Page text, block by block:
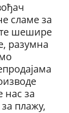
сламе за
шешире
разумна
нас за
плажу,